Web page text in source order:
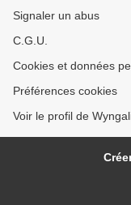
Signaler un abus
C.G.U.
Cookies et données
Préférences cookies
Voir le profil de